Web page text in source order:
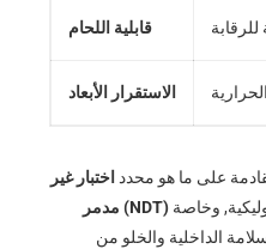
قابلية اللحام
الاستقرار الأبعاد
على ما هو محدد اختبار غير
مدمر (NDT)متطلبات أنابيب الاسطوانة الهيدروليكية, وخاصة
الداخلية والخلو من